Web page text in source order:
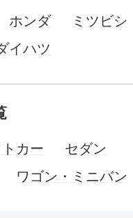
ホンダ
ミツビシ
イハツ
カー
セダン
ワゴン・ミニバン